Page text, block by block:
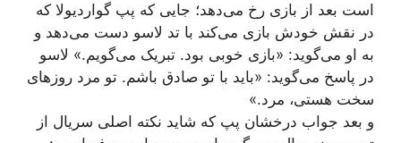
است بعد از بازی رخ می‌دهد؛ جایی که پپ گواردیولا که
در نقش خودش بازی می‌کند با تد لاسو دست می‌دهد و
به او می‌گوید: «بازی خوبی بود. تبریک می‌گویم.» لاسو
در پاسخ می‌گوید: «باید با تو صادق باشم. تو مرد روزهای
سخت هستی، مرد.»
و بعد جواب درخشان پپ که شاید نکته اصلی سریال از